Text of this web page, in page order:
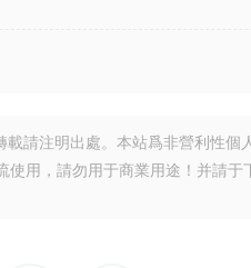
載請注明出處。本站爲非營利性個
用，請勿用于商業用途！并請